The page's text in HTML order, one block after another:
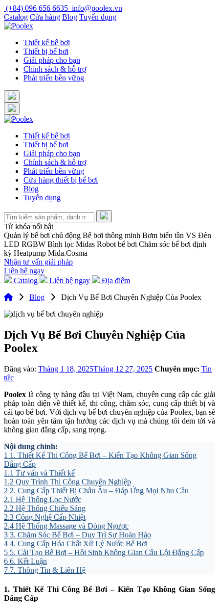
Skip
to
content
(+84) 096 656 6635 info@poolex.vn
Catalog Cửa hàng Blog Tuyển dụng
Thiết kế bể bơi
Thiết bị bể bơi
Giải pháp cho bạn
Chính sách & hỗ trợ
Phát triển bền vững
Thiết kế bể bơi
Thiết bị bể bơi
Giải pháp cho bạn
Chính sách & hỗ trợ
Phát triển bền vững
Cửa hàng thiết bị bể bơi
Blog
Tuyển dụng
Từ khóa nổi bật
Quản lý bể bơi chủ động Bể bơi thông minh Bơm biến tần VS Đèn
LED RGBW Bình lọc Midas Robot bể bơi Chăm sóc bể bơi định
kỳ Heatpump Mida.Cosma
Nhận tư vấn giải pháp
Liên hệ ngay
Catalog
Liên hệ ngay
Địa điểm
Blog
Dịch Vụ Bể Bơi Chuyên Nghiệp Của Poolex
Dịch Vụ Bể Bơi Chuyên Nghiệp Của
Poolex
Đăng vào: Tháng 1 18, 2025Tháng 12 27, 2025 Chuyên mục: Tin
tức
Poolex là công ty hàng đầu tại Việt Nam, chuyên cung cấp các giải
pháp toàn diện về thiết kế, thi công, chăm sóc, cung cấp thiết bị và
cải tạo bể bơi. Với dịch vụ bể bơi chuyên nghiệp của Poolex, bạn sẽ
hoàn toàn yên tâm tận hưởng các dịch vụ mà chúng tôi đem tới và
không gian đẳng cấp, sang trọng.
Nội dung chính:
1 1. Thiết Kế Thi Công Bể Bơi – Kiến Tạo Không Gian Sống
Đẳng Cấp
1.1 Tư vấn và Thiết kế
1.2 Quy Trình Thi Công Chuyên Nghiệp
2 2. Cung Cấp Thiết Bị Châu Âu – Đáp Ứng Mọi Nhu Cầu
2.1 Hệ Thống Lọc Nước
2.2 Hệ Thống Chiếu Sáng
2.3 Công Nghệ Cấp Nhiệt
2.4 Hệ Thống Massage và Dòng Ngược
3 3. Chăm Sóc Bể Bơi – Duy Trì Sự Hoàn Hảo
4 4. Cung Cấp Hóa Chất Xử Lý Nước Bể Bơi
5 5. Cải Tạo Bể Bơi – Hồi Sinh Không Gian Câu Lội Đẳng Cấp
6 6. Kết Luận
7 7. Thông Tin & Liên Hệ
1. Thiết Kế Thi Công Bể Bơi – Kiến Tạo Không Gian Sống
Đẳng Cấp